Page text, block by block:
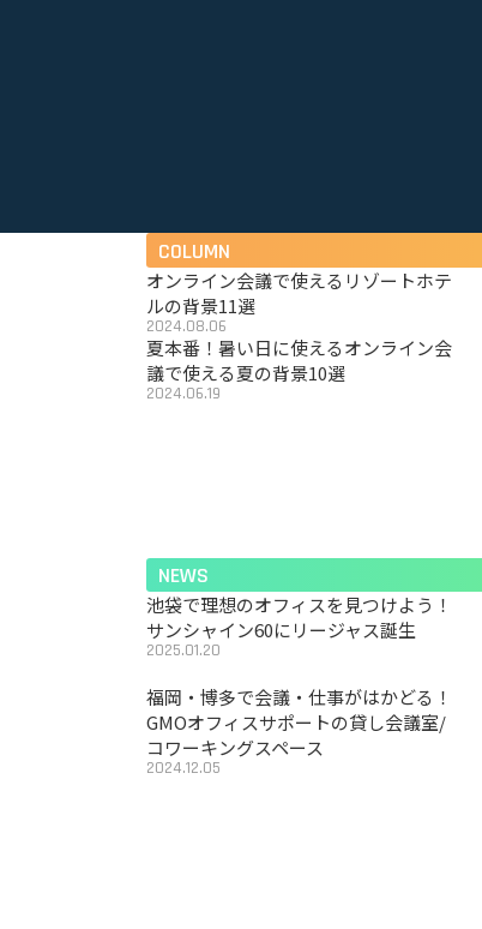
COLUMN
オンライン会議で使えるリゾートホテ
ルの背景11選
2024.08.06
夏本番！暑い日に使えるオンライン会
議で使える夏の背景10選
2024.06.19
NEWS
池袋で理想のオフィスを見つけよう！
サンシャイン60にリージャス誕生
2025.01.20
福岡・博多で会議・仕事がはかどる！
GMOオフィスサポートの貸し会議室/
コワーキングスペース
2024.12.05